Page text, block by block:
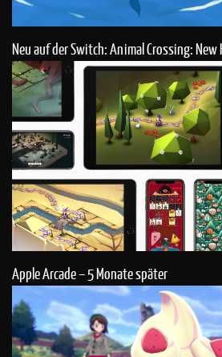
Neu auf der Switch: Animal Crossing: New
Apple Arcade – 5 Monate später